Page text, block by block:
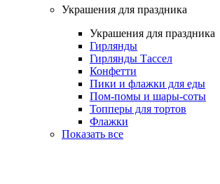
Украшения для праздника
Украшения для праздника
Гирлянды
Гирлянды Тассел
Конфетти
Пики и флажки для еды
Пом-помы и шары-соты
Топперы для тортов
Флажки
Показать все